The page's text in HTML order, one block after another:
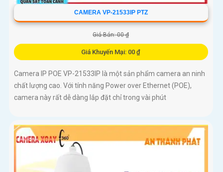
CAMERA VP-21533IP PTZ
Giá Bán: 00 ₫
Giá Khuyến Mại: 00 ₫
Camera IP POE VP-21533IP là một sản phẩm camera an ninh
chất lượng cao. Với tính năng Power over Ethernet (POE),
camera này rất dễ dàng lắp đặt chỉ trong vài phút